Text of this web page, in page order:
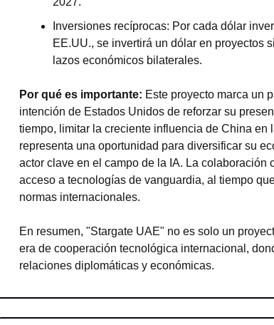
Inversiones recíprocas: Por cada dólar
EE.UU., se invertirá un dólar en proyectos
lazos económicos bilaterales.
Por qué es importante: Este proyecto marca un
intención de Estados Unidos de reforzar su
tiempo, limitar la creciente influencia de China
representa una oportunidad para diversificar su
actor clave en el campo de la IA. La
acceso a tecnologías de vanguardia, al tiempo
normas internacionales.
En resumen, "Stargate UAE" no es solo un
era de cooperación tecnológica internacional,
relaciones diplomáticas y económicas.